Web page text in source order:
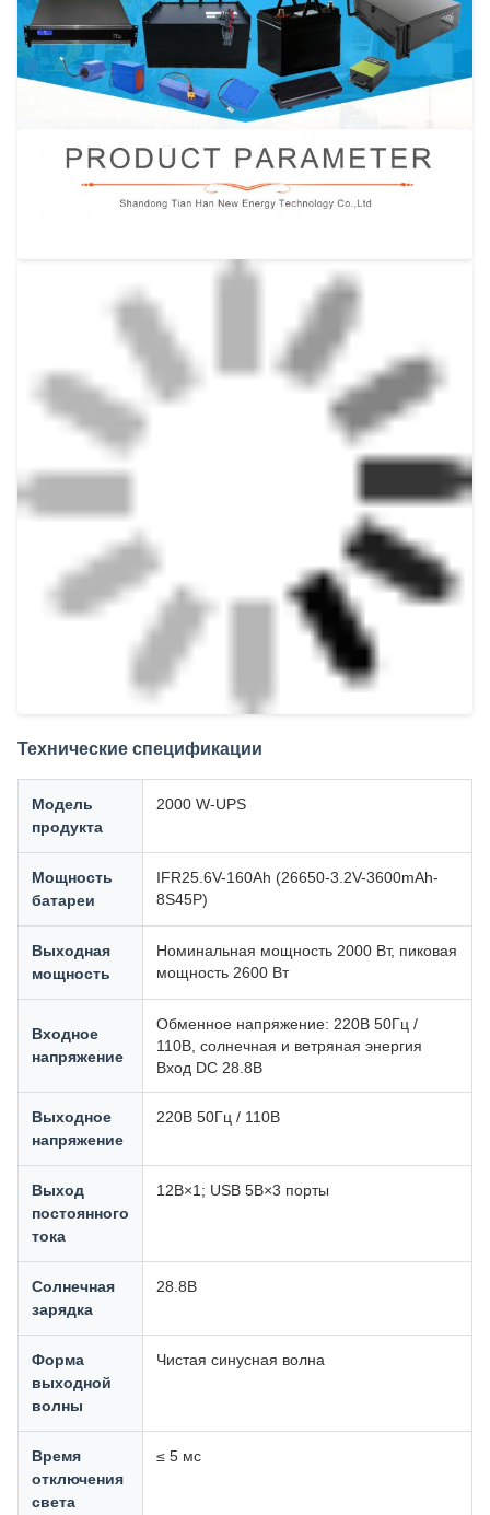
Технические спецификации
Модель
продукта
2000 W-UPS
Мощность
батареи
IFR25.6V-160Ah (26650-3.2V-3600mAh-
8S45P)
Выходная
мощность
Номинальная мощность 2000 Вт, пиковая
мощность 2600 Вт
Входное
напряжение
Обменное напряжение: 220В 50Гц /
110В, солнечная и ветряная энергия
Вход DC 28.8В
Выходное
напряжение
220В 50Гц / 110В
Выход
постоянного
тока
12В×1; USB 5В×3 порты
Солнечная
зарядка
28.8В
Форма
выходной
волны
Чистая синусная волна
Время
отключения
света
≤ 5 мс